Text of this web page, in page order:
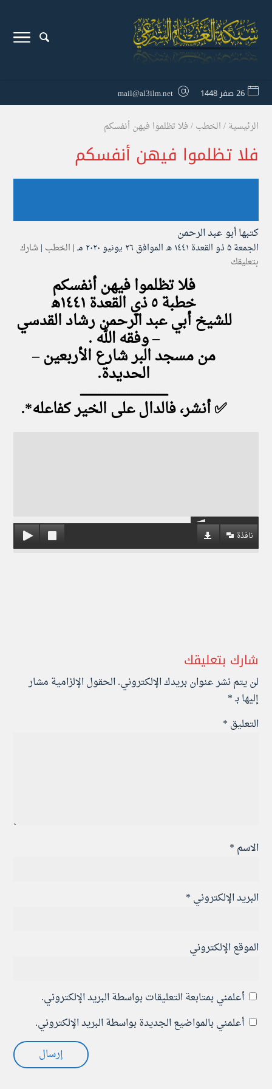
26 صفر 1448 mail@al3ilm.net
الرئيسية/الخطب/فلا تظلموا فيهن أنفسكم
فلا تظلموا فيهن أنفسكم
كتبهاأبو عبد الرحمن
الجمعة ۵ ذو القعدة ۱٤٤۱ هـ الموافق ۲٦ يونيو ۲۰۲۰ مـ | الخطب | شارك
بتعليقك
فلا تظلموا فيهن أنفسكم
خطبة ٥ ذي القعدة ١٤٤١ه‍
للشيخ أبي عبد الرحمن رشاد القدسي
– وفقه الله .
من مسجد البر شارع الأربعين –
الحديدة.
ــــــــــــــــــــــــــــــــــــــــــــــــ
✅ أنشر، فالدال على الخير كفاعله*.
نافذة
شارك بتعليقك
لن يتم نشر عنوان بريدك الإلكتروني.الحقول الإلزامية مشار
إليها بـ*
التعليق *
الاسم *
البريد الإلكتروني *
الموقع الإلكتروني
أعلمني بمتابعة التعليقات بواسطة البريد الإلكتروني.
أعلمني بالمواضيع الجديدة بواسطة البريد الإلكتروني.